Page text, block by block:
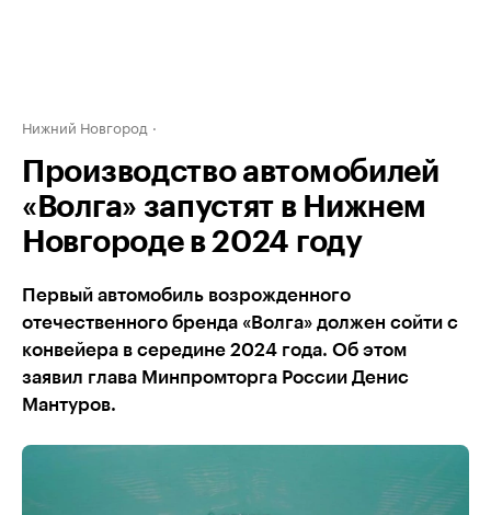
Нижний Новгород
Производство автомобилей
«Волга» запустят в Нижнем
Новгороде в 2024 году
Первый автомобиль возрожденного
отечественного бренда «Волга» должен сойти с
конвейера в середине 2024 года. Об этом
заявил глава Минпромторга России Денис
Мантуров.